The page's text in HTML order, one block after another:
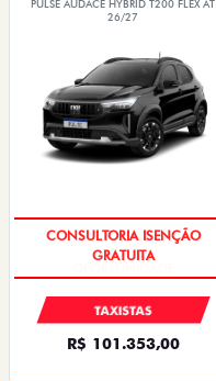
PULSE AUDACE HYBRID T200 FLEX AT
26/27
CONSULTORIA ISENÇÃO
GRATUITA
TAXISTAS
R$ 101.353,00